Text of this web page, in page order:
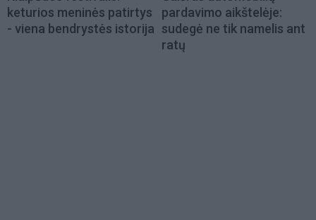
keturios meninės patirtys
- viena bendrystės istorija
pardavimo aikštelėje:
sudegė ne tik namelis ant
ratų